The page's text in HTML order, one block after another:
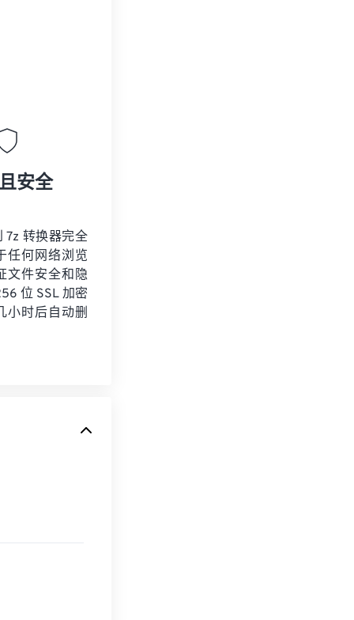
安全
7z 转换器完全
任何网络浏览
文件安全和隐
位 SSL 加密
小时后自动删